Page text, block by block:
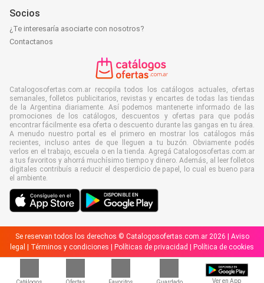
Ver en App
Socios
¿Te interesaría asociarte con nosotros?
Contactanos
Catalogosofertas.com.ar recopila todos los catálogos actuales, ofertas
semanales, folletos publicitarios, revistas y encartes de todas las tiendas
de la Argentina diariamente. Así podemos mantenerte informado de las
promociones de los catálogos, descuentos y ofertas para que podás
encontrar fácilmente esa oferta o descuento durante las gangas en tu área.
A menudo nuestro portal es el primero en mostrar los catálogos más
recientes, incluso antes de que lleguen a tu buzón. Obviamente podés
verlos en el trabajo, escuela o en la tienda. Agregá Catalogosofertas.com.ar
a tus favoritos y ahorrá muchísimo tiempo y dinero. Además, al leer folletos
digitales contribuís a reducir el desperdicio de papel, lo cual es bueno para
el ambiente.
Se reservan todos los derechos © Catalogosofertas.com.ar 2026 | Aviso
legal
Términos y condiciones Políticas de privacidad Política de cookies